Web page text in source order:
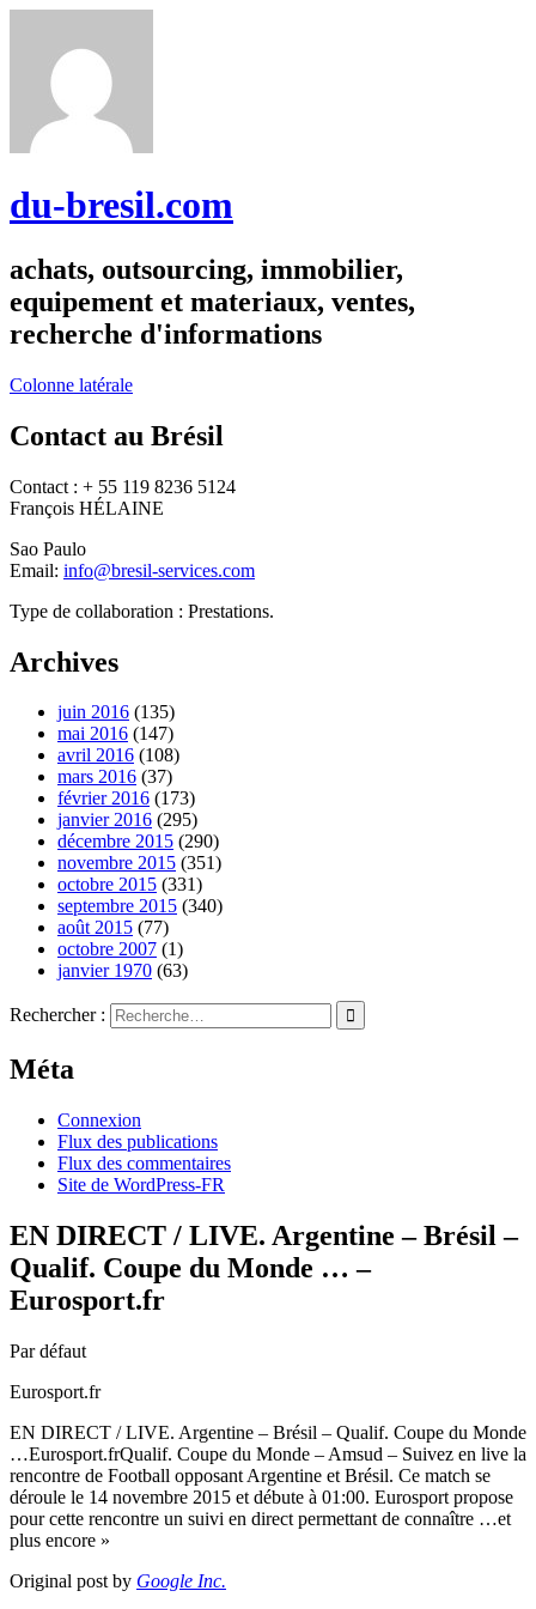
du-bresil.com
achats, outsourcing, immobilier,
equipement et materiaux, ventes,
recherche d'informations
Colonne latérale
Contact au Brésil
Contact : + 55 119 8236 5124
François HÉLAINE
Sao Paulo
Email: info@bresil-services.com
Type de collaboration : Prestations.
Archives
juin 2016 (135)
mai 2016 (147)
avril 2016 (108)
mars 2016 (37)
février 2016 (173)
janvier 2016 (295)
décembre 2015 (290)
novembre 2015 (351)
octobre 2015 (331)
septembre 2015 (340)
août 2015 (77)
octobre 2007 (1)
janvier 1970 (63)
Rechercher :
Méta
Connexion
Flux des publications
Flux des commentaires
Site de WordPress-FR
EN DIRECT / LIVE. Argentine – Brésil –
Qualif. Coupe du Monde … –
Eurosport.fr
Par défaut
Eurosport.fr
EN DIRECT / LIVE. Argentine – Brésil – Qualif. Coupe du Monde
…Eurosport.frQualif. Coupe du Monde – Amsud – Suivez en live la
rencontre de Football opposant Argentine et Brésil. Ce match se
déroule le 14 novembre 2015 et débute à 01:00. Eurosport propose
pour cette rencontre un suivi en direct permettant de connaître …et
plus encore »
Original post by Google Inc.